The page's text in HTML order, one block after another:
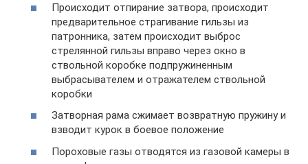
Происходит отпирание затвора, происходит
предварительное страгивание гильзы из
патронника, затем происходит выброс
стрелянной гильзы вправо через окно в
ствольной коробке подпружиненным
выбрасывателем и отражателем ствольной
коробки
Затворная рама сжимает возвратную пружину и
взводит курок в боевое положение
Пороховые газы отводятся из газовой камеры в